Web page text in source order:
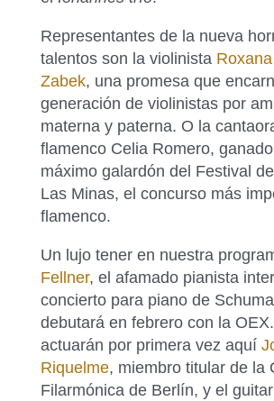
Representantes de la nueva
talentos son la violinista
Zabek, una promesa que
generación de violinistas por
materna y paterna. O la
flamenco Celia Romero,
máximo galardón del Festival
Las Minas, el concurso más
flamenco.
Un lujo tener en nuestra
Fellner, el afamado pianista
concierto para piano de
debutará en febrero con la
actuarán por primera vez aquí
Riquelme, miembro titular de la
Filarmónica de Berlín, y el